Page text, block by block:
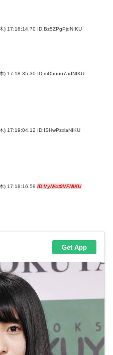
) 17:18:14.70 ID:Bz5ZPgPjdNIKU
) 17:18:35.30 ID:mD5nno7adNIKU
) 17:19:04.12 ID:ISHwPzxlaNIKU
) 17:18:16.59 ID:VyN/ct9VFNIKU